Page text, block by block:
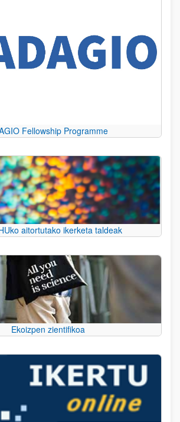
Fellowship Programme
aitortutako ikerketa taldeak
Ekoizpen zientifikoa